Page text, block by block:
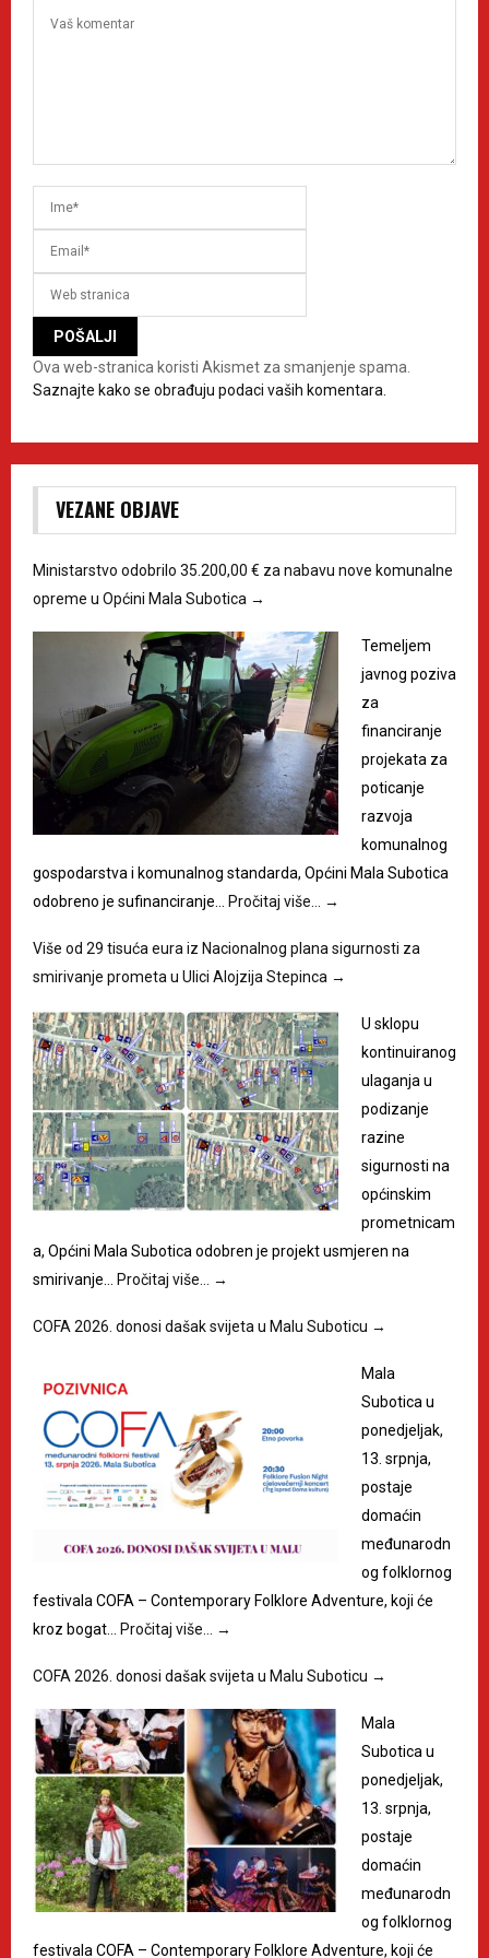
Ova web-stranica koristi Akismet za smanjenje spama.
Saznajte kako se obrađuju podaci vaših komentara.
VEZANE OBJAVE
Ministarstvo odobrilo 35.200,00 € za nabavu nove komunalne
opreme u Općini Mala Subotica →
Temeljem
javnog poziva
za
financiranje
projekata za
poticanje
razvoja
komunalnog
gospodarstva i komunalnog standarda, Općini Mala Subotica
odobreno je sufinanciranje… Pročitaj više… →
Više od 29 tisuća eura iz Nacionalnog plana sigurnosti za
smirivanje prometa u Ulici Alojzija Stepinca →
U sklopu
kontinuiranog
ulaganja u
podizanje
razine
sigurnosti na
općinskim
prometnicam
a, Općini Mala Subotica odobren je projekt usmjeren na
smirivanje… Pročitaj više… →
COFA 2026. donosi dašak svijeta u Malu Suboticu →
Mala
Subotica u
ponedjeljak,
13. srpnja,
postaje
domaćin
međunarodn
og folklornog
festivala COFA – Contemporary Folklore Adventure, koji će
kroz bogat… Pročitaj više… →
COFA 2026. donosi dašak svijeta u Malu Suboticu →
Mala
Subotica u
ponedjeljak,
13. srpnja,
postaje
domaćin
međunarodn
og folklornog
festivala COFA – Contemporary Folklore Adventure, koji će